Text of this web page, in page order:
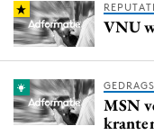
VNU
MSN